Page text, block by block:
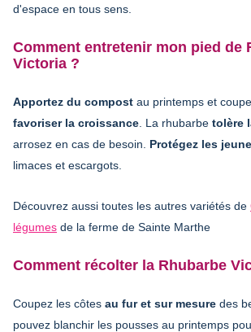
d'espace en tous sens.
Comment entretenir mon pied de
Victoria ?
Apportez du compost au printemps et
favoriser la croissance . La rhubarbe tolère
arrosez en cas de besoin. Protégez les
limaces et escargots.
Découvrez aussi toutes les autres variétés de
légumes de la ferme de Sainte Marthe
Comment récolter la Rhubarbe
Coupez les côtes au fur et sur mesure des
pouvez blanchir les pousses au printemps